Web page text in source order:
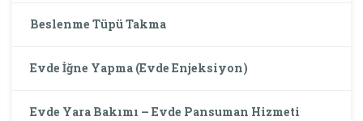
Beslenme Tüpü Takma
Evde İğne Yapma (Evde Enjeksiyon)
Evde Yara Bakımı – Evde Pansuman Hizmeti